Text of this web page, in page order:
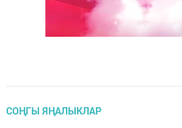
СОҢГЫ ЯҢАЛЫКЛАР